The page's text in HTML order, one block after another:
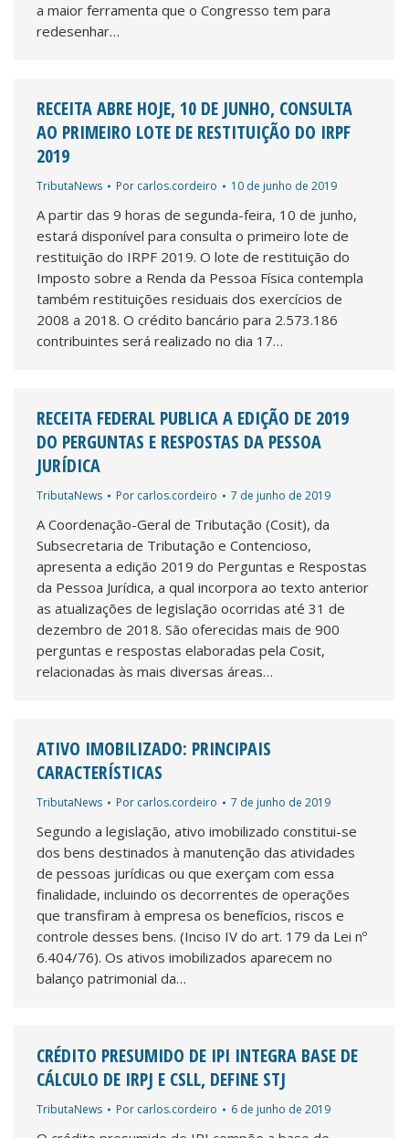
a maior ferramenta que o Congresso tem para
redesenhar…
RECEITA ABRE HOJE, 10 DE JUNHO, CONSULTA
AO PRIMEIRO LOTE DE RESTITUIÇÃO DO IRPF
2019
TributaNews Por carlos.cordeiro 10 de junho de 2019
A partir das 9 horas de segunda-feira, 10 de junho,
estará disponível para consulta o primeiro lote de
restituição do IRPF 2019. O lote de restituição do
Imposto sobre a Renda da Pessoa Física contempla
também restituições residuais dos exercícios de
2008 a 2018. O crédito bancário para 2.573.186
contribuintes será realizado no dia 17…
RECEITA FEDERAL PUBLICA A EDIÇÃO DE 2019
DO PERGUNTAS E RESPOSTAS DA PESSOA
JURÍDICA
TributaNews Por carlos.cordeiro 7 de junho de 2019
A Coordenação-Geral de Tributação (Cosit), da
Subsecretaria de Tributação e Contencioso,
apresenta a edição 2019 do Perguntas e Respostas
da Pessoa Jurídica, a qual incorpora ao texto anterior
as atualizações de legislação ocorridas até 31 de
dezembro de 2018. São oferecidas mais de 900
perguntas e respostas elaboradas pela Cosit,
relacionadas às mais diversas áreas…
ATIVO IMOBILIZADO: PRINCIPAIS
CARACTERÍSTICAS
TributaNews Por carlos.cordeiro 7 de junho de 2019
Segundo a legislação, ativo imobilizado constitui-se
dos bens destinados à manutenção das atividades
de pessoas jurídicas ou que exerçam com essa
finalidade, incluindo os decorrentes de operações
que transfiram à empresa os benefícios, riscos e
controle desses bens. (Inciso IV do art. 179 da Lei nº
6.404/76). Os ativos imobilizados aparecem no
balanço patrimonial da…
CRÉDITO PRESUMIDO DE IPI INTEGRA BASE DE
CÁLCULO DE IRPJ E CSLL, DEFINE STJ
TributaNews Por carlos.cordeiro 6 de junho de 2019